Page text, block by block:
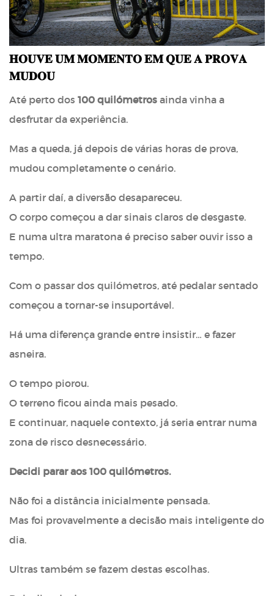
𝐇𝐎𝐔𝐕𝐄 𝐔𝐌 𝐌𝐎𝐌𝐄𝐍𝐓𝐎 𝐄𝐌 𝐐𝐔𝐄 𝐀 𝐏𝐑𝐎𝐕𝐀
𝐌𝐔𝐃𝐎𝐔
Até perto dos 100 quilómetros ainda vinha a
desfrutar da experiência.
Mas a queda, já depois de várias horas de prova,
mudou completamente o cenário.
A partir daí, a diversão desapareceu.
O corpo começou a dar sinais claros de desgaste.
E numa ultra maratona é preciso saber ouvir isso a
tempo.
Com o passar dos quilómetros, até pedalar sentado
começou a tornar-se insuportável.
Há uma diferença grande entre insistir… e fazer
asneira.
O tempo piorou.
O terreno ficou ainda mais pesado.
E continuar, naquele contexto, já seria entrar numa
zona de risco desnecessário.
Decidi parar aos 100 quilómetros.
Não foi a distância inicialmente pensada.
Mas foi provavelmente a decisão mais inteligente do
dia.
Ultras também se fazem destas escolhas.